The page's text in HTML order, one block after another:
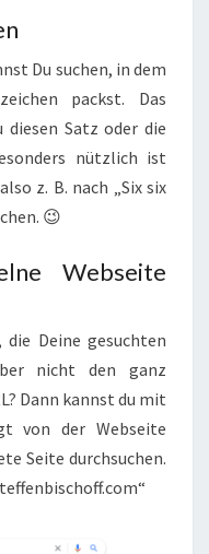
Du suchen, in dem
packst. Das
diesen Satz oder die
nützlich ist
z. B. nach „Six six
😉
Webseite
Deine gesuchten
nicht den ganz
Dann kannst du mit
von der Webseite
Seite durchsuchen.